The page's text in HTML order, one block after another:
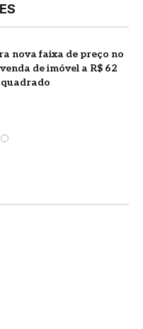
nova faixa de preço no
de imóvel a R$ 62